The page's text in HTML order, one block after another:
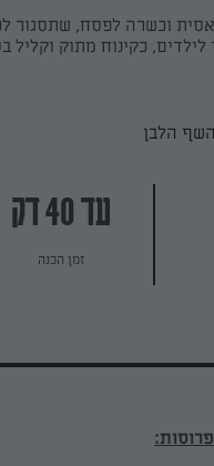
וכשרה לפסח, שתסגור
כקינוח מתוק וקליל
הלבן
עד 40 דק
זמן הכנה